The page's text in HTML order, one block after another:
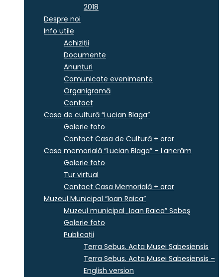
2018
Despre noi
Info utile
Achiziții
Documente
Anunțuri
Comunicate evenimente
Organigramă
Contact
Casa de cultură “Lucian Blaga”
Galerie foto
Contact Casa de Cultură + orar
Casa memorială “Lucian Blaga” – Lancrăm
Galerie foto
Tur virtual
Contact Casa Memorială + orar
Muzeul Municipal “Ioan Raica”
Muzeul municipal „Ioan Raica” Sebeş
Galerie foto
Publicații
Terra Sebus. Acta Musei Sabesiensis
Terra Sebus. Acta Musei Sabesiensis –
English version